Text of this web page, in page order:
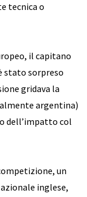
tecnica o
il capitano
stato sorpreso
gridava la
argentina)
dell’impatto col
un
inglese,